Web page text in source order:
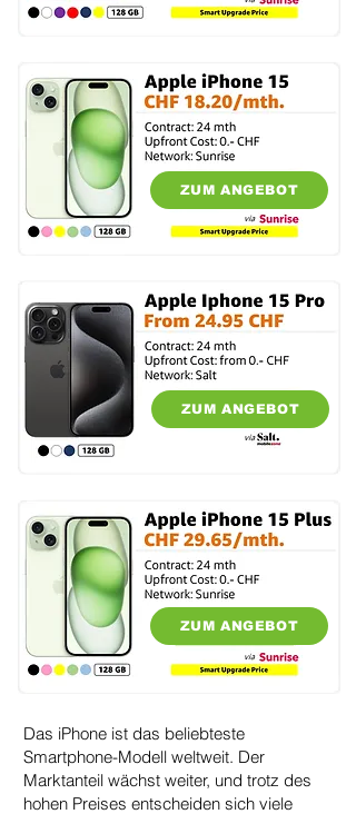
ZUM ANGEBOT
ZUM ANGEBOT
ZUM ANGEBOT
Das iPhone ist das beliebteste
Smartphone-Modell weltweit. Der
Marktanteil wächst weiter, und trotz des
hohen Preises entscheiden sich viele